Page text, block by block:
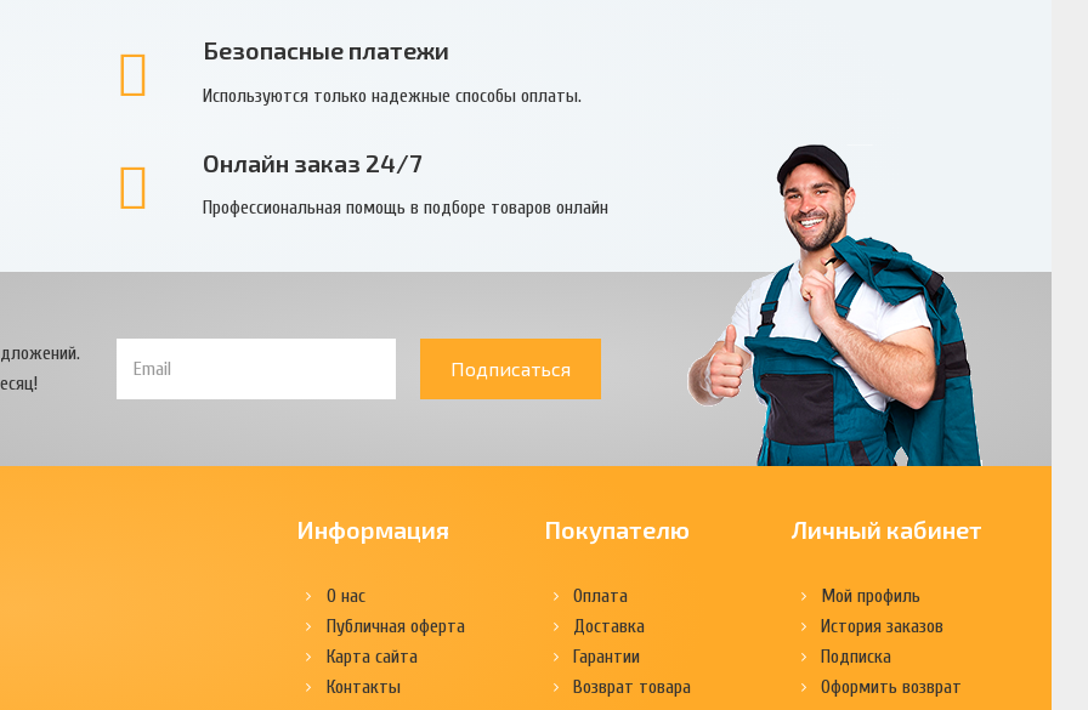
Безопасные платежи
Используются только надежные способы оплаты.
Онлайн заказ 24/7
Профессиональная помощь в подборе товаров онлайн
Подписаться
Информация
О нас
Публичная оферта
Карта сайта
Контакты
Покупателю
Оплата
Доставка
Гарантии
Возврат товара
Личный кабинет
Мой профиль
История заказов
Подписка
Оформить возврат